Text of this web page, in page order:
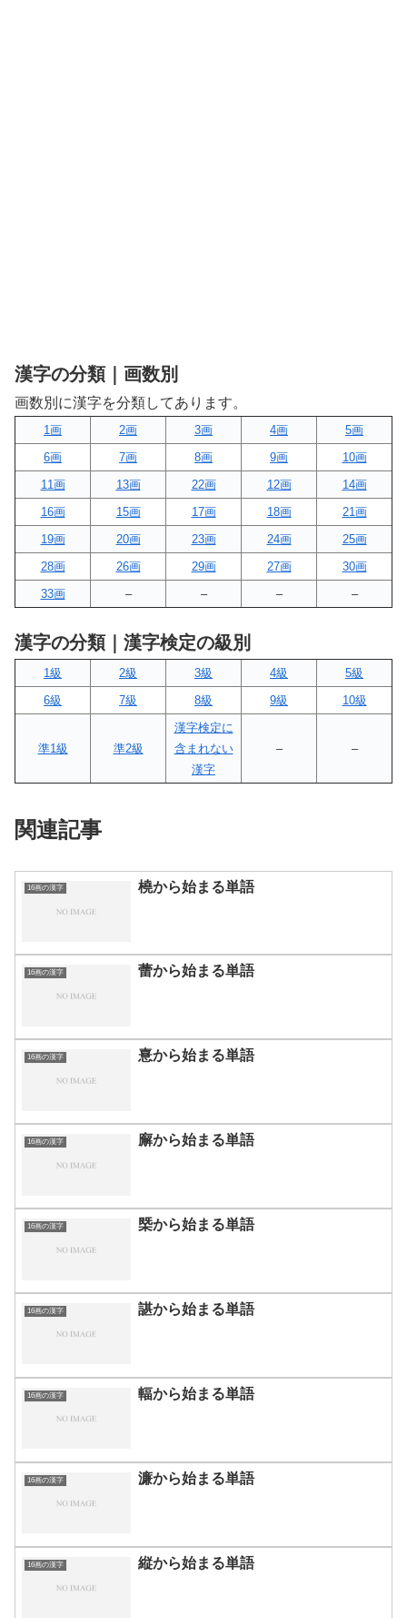
漢字の分類｜画数別
画数別に漢字を分類してあります。
1画 2画 3画 4画
5画
6画
7画 8画 9画
10画
11画
13画 22画 12画
14画
16画
15画 17画 18画
21画
19画
20画 23画 24画
25画
28画
26画 29画 27画
30画
33画
– – – –
漢字の分類｜漢字検定の級別
1級 2級 3級 4級
5級
6級
7級 8級 9級 10級
準1級 準2級
漢字検定に
含まれない
漢字
– –
関連記事
16画の漢字 橈から始まる単語
16画の漢字 蕾から始まる単語
16画の漢字 憙から始まる単語
16画の漢字 廨から始まる単語
16画の漢字 槩から始まる単語
16画の漢字 諶から始まる単語
16画の漢字 輻から始まる単語
16画の漢字 濂から始まる単語
16画の漢字 縦から始まる単語